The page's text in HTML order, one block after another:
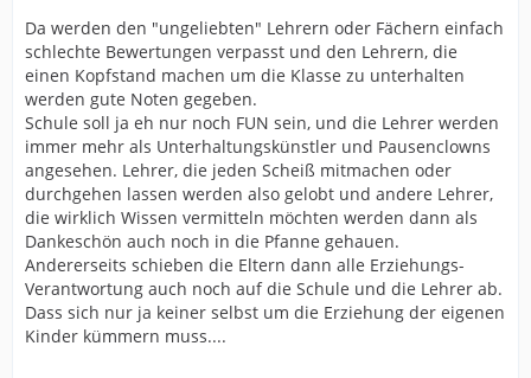
Da werden den "ungeliebten" Lehrern oder Fächern einfach
schlechte Bewertungen verpasst und den Lehrern, die
einen Kopfstand machen um die Klasse zu unterhalten
werden gute Noten gegeben.
Schule soll ja eh nur noch FUN sein, und die Lehrer werden
immer mehr als Unterhaltungskünstler und Pausenclowns
angesehen. Lehrer, die jeden Scheiß mitmachen oder
durchgehen lassen werden also gelobt und andere Lehrer,
die wirklich Wissen vermitteln möchten werden dann als
Dankeschön auch noch in die Pfanne gehauen.
Andererseits schieben die Eltern dann alle Erziehungs-
Verantwortung auch noch auf die Schule und die Lehrer ab.
Dass sich nur ja keiner selbst um die Erziehung der eigenen
Kinder kümmern muss....